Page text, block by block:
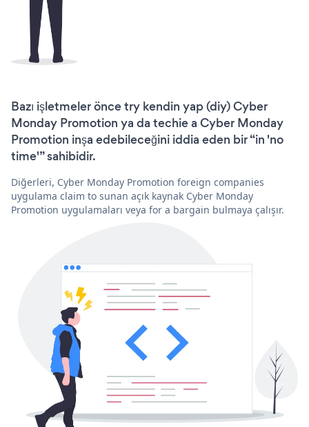
Bazı işletmeler önce try kendin yap (diy) Cyber
Monday Promotion ya da techie a Cyber Monday
Promotion inşa edebileceğini iddia eden bir “in 'no
time'” sahibidir.
Diğerleri, Cyber Monday Promotion foreign companies
uygulama claim to sunan açık kaynak Cyber Monday
Promotion uygulamaları veya for a bargain bulmaya çalışır.